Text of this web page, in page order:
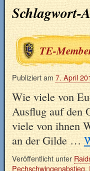
Schlagwort-
TE-
Publiziert am 7. April
Wie viele von
Ausflug auf den
viele von ihnen
an der Gilde …
Veröffentlicht unter
Pechschwingenabstieg,